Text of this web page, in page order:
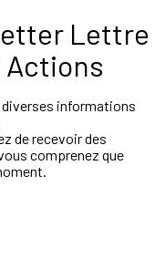
Lettre
Actions
informations
de recevoir des
comprenez que